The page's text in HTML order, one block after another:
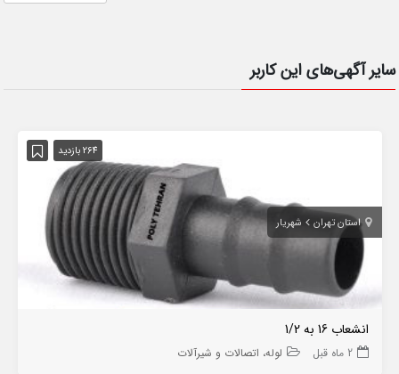
سایر آگهی‌های این کاربر
264 بازدید
استان تهران شهریار
انشعاب 16 به 1/2
2 ماه قبل لوله، اتصالات و شیرآلات